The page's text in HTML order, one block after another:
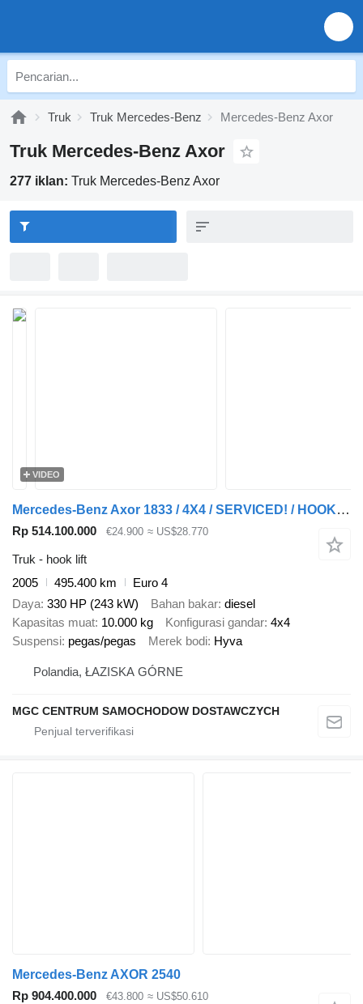
Truk Truk Mercedes-Benz Mercedes-Benz Axor
Truk Mercedes-Benz Axor
277 iklan: Truk Mercedes-Benz Axor
VIDEO
Mercedes-Benz Axor 1833 / 4X4 / SERVICED! / HOOK HYVALIFT
Rp 514.100.000 €24.900 ≈ US$28.770
Truk - hook lift
2005
495.400 km
Euro 4
Daya 330 HP (243 kW) Bahan bakar diesel
Kapasitas muat 10.000 kg Konfigurasi gandar 4x4
Suspensi pegas/pegas Merek bodi Hyva
Polandia, ŁAZISKA GÓRNE
MGC CENTRUM SAMOCHODOW DOSTAWCZYCH
Mercedes-Benz AXOR 2540
Rp 904.400.000
€43.800 ≈ US$50.610